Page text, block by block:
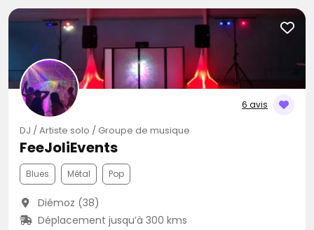
6 avis
DJ / Artiste solo / Groupe de musique
FeeJoliEvents
Blues Métal Pop
Diémoz (38)
Déplacement jusqu’à 300 kms